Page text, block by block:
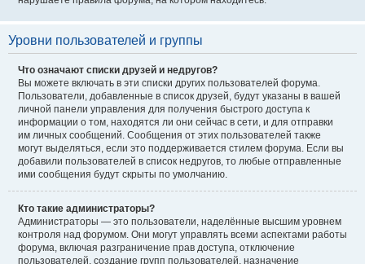
Уровни пользователей и группы
Что означают списки друзей и недругов?
Вы можете включать в эти списки других пользователей форума.
Пользователи, добавленные в список друзей, будут указаны в вашей
личной панели управления для получения быстрого доступа к
информации о том, находятся ли они сейчас в сети, и для отправки
им личных сообщений. Сообщения от этих пользователей также
могут выделяться, если это поддерживается стилем форума. Если вы
добавили пользователей в список недругов, то любые отправленные
ими сообщения будут скрыты по умолчанию.
Кто такие администраторы?
Администраторы — это пользователи, наделённые высшим уровнем
контроля над форумом. Они могут управлять всеми аспектами работы
форума, включая разграничение прав доступа, отключение
пользователей, создание групп пользователей, назначение